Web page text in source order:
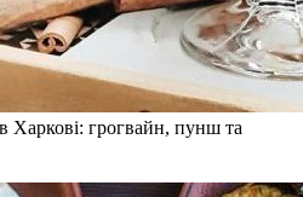
Харкові: грогвайн, пунш та